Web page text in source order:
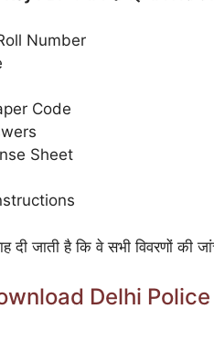
Number
Code
Sheet
दी जाती है कि वे सभी विवरणों की
Delhi